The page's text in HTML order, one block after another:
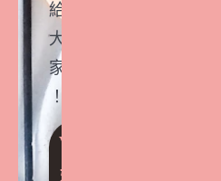
給
大
家
！
VI
好